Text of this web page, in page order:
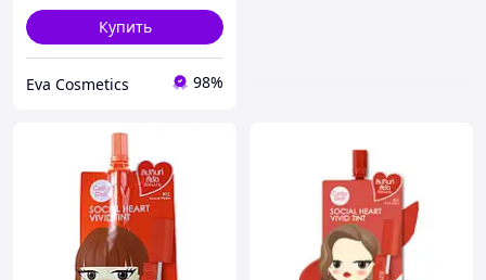
Купить
Eva Cosmetics 98%